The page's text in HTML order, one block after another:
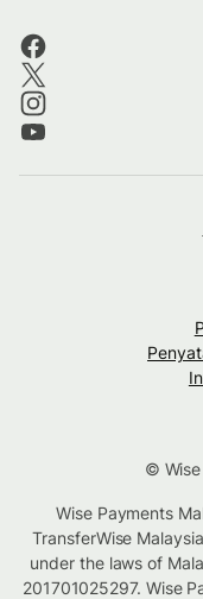
©
Wise Payments
TransferWise
under the laws of
201701025297. Wise